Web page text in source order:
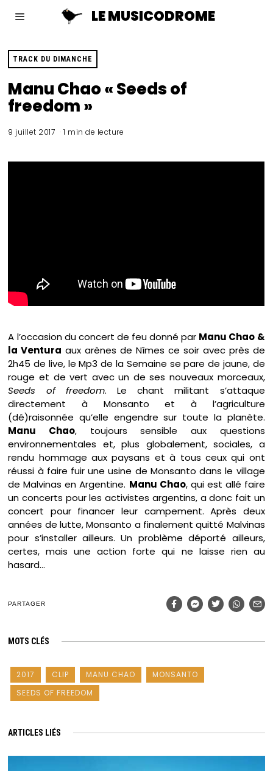
LE MUSICODROME
TRACK DU DIMANCHE
Manu Chao « Seeds of
freedom »
9 juillet 2017 1 min de lecture
A l’occasion du concert de feu donné par Manu Chao &
la Ventura aux arènes de Nîmes ce soir avec près de
2h45 de live, le Mp3 de la Semaine se pare de jaune, de
rouge et de vert avec un de ses nouveaux morceaux,
Seeds of freedom. Le chant militant s’attaque
directement à Monsanto et à l’agriculture
(dé)raisonnée qu’elle engendre sur toute la planète.
Manu Chao, toujours sensible aux questions
environnementales et, plus globalement, sociales, a
rendu hommage aux paysans et à tous ceux qui ont
réussi à faire fuir une usine de Monsanto dans le village
de Malvinas en Argentine. Manu Chao, qui est allé faire
un concerts pour les activistes argentins, a donc fait un
concert pour financer leur campement. Après deux
années de lutte, Monsanto a finalement quitté Malvinas
pour s’installer ailleurs. Un problème déporté ailleurs,
certes, mais une action forte qui ne laisse rien au
hasard…
PARTAGER
MOTS CLÉS
2017 CLIP MANU CHAO
MONSANTO
SEEDS OF FREEDOM
ARTICLES LIÉS